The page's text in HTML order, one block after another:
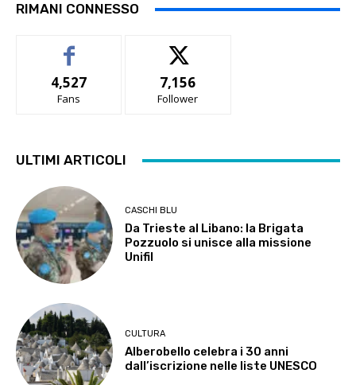
RIMANI CONNESSO
4,527
Fans
7,156
Follower
ULTIMI ARTICOLI
CASCHI BLU
Da Trieste al Libano: la Brigata
Pozzuolo si unisce alla missione
Unifil
CULTURA
Alberobello celebra i 30 anni
dall’iscrizione nelle liste UNESCO